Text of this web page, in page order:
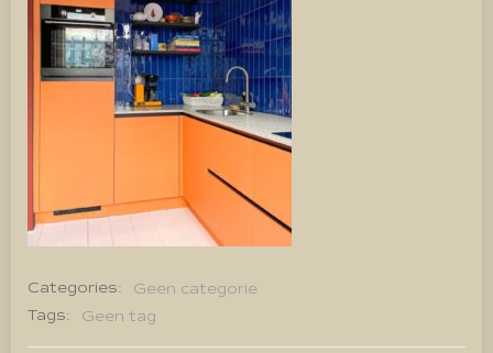
Categories:
Geen categorie
Tags:
Geen tag